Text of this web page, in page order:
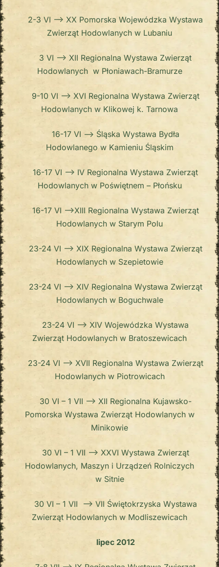
2-3 VI –> XX Pomorska Wojewódzka Wystawa
Zwierząt Hodowlanych w Lubaniu
3 VI –> XII Regionalna Wystawa Zwierząt
Hodowlanych w Płoniawach-Bramurze
9-10 VI –> XVI Regionalna Wystawa Zwierząt
Hodowlanych w Klikowej k. Tarnowa
16-17 VI –> Śląska Wystawa Bydła
Hodowlanego w Kamieniu Śląskim
16-17 VI –> IV Regionalna Wystawa Zwierząt
Hodowlanych w Poświętnem – Płońsku
16-17 VI –>XIII Regionalna Wystawa Zwierząt
Hodowlanych w Starym Polu
23-24 VI –> XIX Regionalna Wystawa Zwierząt
Hodowlanych w Szepietowie
23-24 VI –> XIV Regionalna Wystawa Zwierząt
Hodowlanych w Boguchwale
23-24 VI –> XIV Wojewódzka Wystawa
Zwierząt Hodowlanych w Bratoszewicach
23-24 VI –> XVII Regionalna Wystawa Zwierząt
Hodowlanych w Piotrowicach
30 VI – 1 VII –> XII Regionalna Kujawsko-
Pomorska Wystawa Zwierząt Hodowlanych w
Minikowie
30 VI – 1 VII –> XXVI Wystawa Zwierząt
Hodowlanych, Maszyn i Urządzeń Rolniczych
w Sitnie
30 VI – 1 VII –> VII Świętokrzyska Wystawa
Zwierząt Hodowlanych w Modliszewicach
lipec 2012